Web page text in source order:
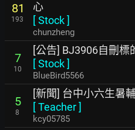
81
193
心
[Stock]
chunzheng
7
10
[公告] BJ3906自刪標
[Stock]
BlueBird5566
5
8
[新聞] 台中小六生暑
[Teacher]
kcy05785